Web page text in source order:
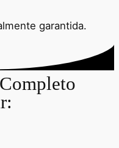
garantida.